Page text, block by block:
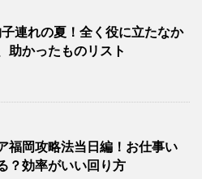
連れの夏！全く役に立たなか
助かったものリスト
福岡攻略法当日編！お仕事い
？効率がいい回り方